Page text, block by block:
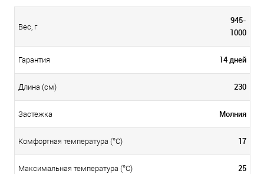
Вес, г
945-
1000
Гарантия 14 дней
Длина (см) 230
Застежка Молния
Комфортная температура (°C) 17
Максимальная температура (°С) 25